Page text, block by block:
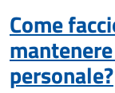
Come
personale?